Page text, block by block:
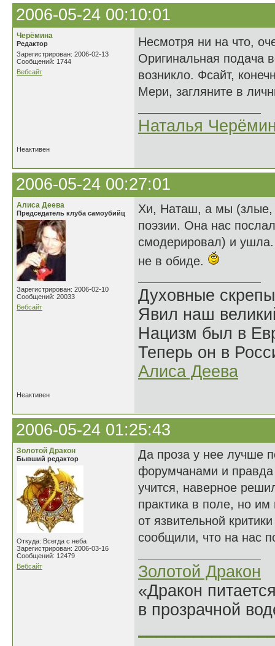
2006-05-24 00:10:01
Черёмина
Редактор
Зарегистрирован: 2006-02-13
Сообщений: 1744
Вебсайт
Несмотря ни на что,
Оригинальная подача
возникло. Фсайт,
Мери, загляните в
Наталья
Неактивен
2006-05-24 00:27:01
Алиса Деева
Председатель клуба самоубийц
Зарегистрирован: 2006-02-10
Сообщений: 20033
Вебсайт
Хи, Наташ, а мы (злые,
поэзии. Она нас
смодерировал) и
не в обиде.
Духовные
Явил наш
Нацизм был в
Теперь он в
Алиса Деева
Неактивен
2006-05-24 01:25:43
Золотой Дракон
Бывший редактор
Откуда: Всегда с неба
Зарегистрирован: 2006-03-16
Сообщений: 12479
Вебсайт
Да проза у нее лучше
форумчанами и правда
учится, наверное
практика в поле, но им
от язвительной
сообщили, что на нас
Золотой Дракон
«Дракон
в прозрачной